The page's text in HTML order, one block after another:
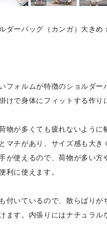
ダーバッグ（カンガ）大きめ
フォルムが特徴のショルダー
けで身体にフィットする作り
物が多くても疲れないように
マチがあり、サイズ感も大き
が使えるので、荷物が多い方
利に使えます。
付いているので、散らばりが
ます。内張りにはナチュラル